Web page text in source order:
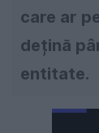
care ar
dețină
entitate.